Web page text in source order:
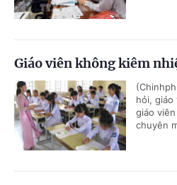
Giáo viên không kiêm
hỏi, giáo
giáo
chuyên